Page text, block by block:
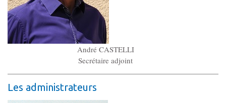
André CASTELLI
Secrétaire adjoint
Les administrateurs